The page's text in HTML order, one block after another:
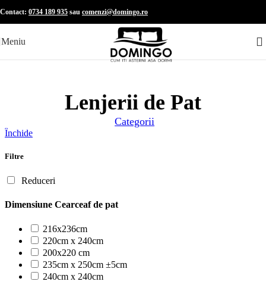
Skip to navigationSkip to main content
Contact: 0734 189 935 sau comenzi@domingo.ro
Meniu
Lenjerii de Pat
Categorii
Închide
Filtre
Reduceri
Dimensiune Cearceaf de pat
216x236cm
220cm x 240cm
200x220 cm
235cm x 250cm ±5cm
240cm x 240cm